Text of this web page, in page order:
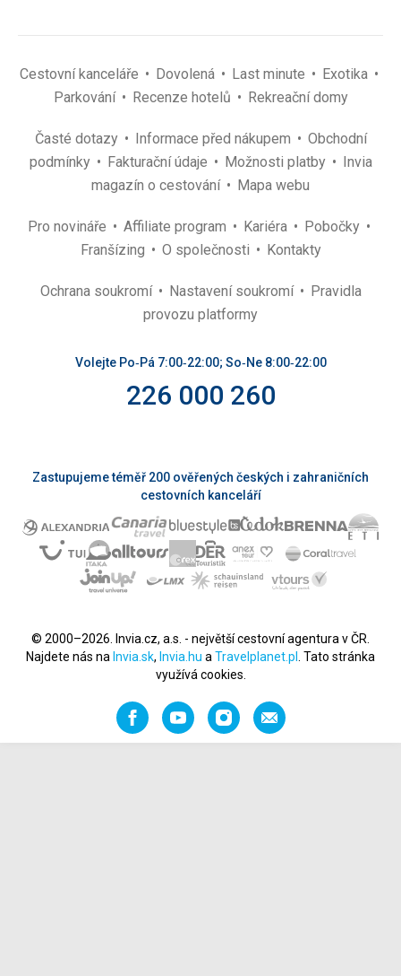
Cestovní kanceláře Dovolená Last minute
Exotika
Parkování
Recenze hotelů Rekreační domy
Časté dotazy Informace před nákupem
Obchodní
podmínky
Fakturační údaje Možnosti platby
Invia
magazín o cestování
Mapa webu
Pro novináře Affiliate program Kariéra
Pobočky
Franšízing
O společnosti Kontakty
Ochrana soukromí Nastavení soukromí
Pravidla
provozu platformy
Volejte Po‑Pá 7:00‑22:00; So‑Ne 8:00‑22:00
226 000 260
Zastupujeme téměř 200 ověřených českých i zahraničních
cestovních kanceláří
© 2000–2026. Invia.cz, a.s. - největší cestovní agentura v ČR.
Najdete nás na Invia.sk, Invia.hu a Travelplanet.pl
. Tato stránka
využívá cookies.
FacebookYouTubeInstagramNapište
nám